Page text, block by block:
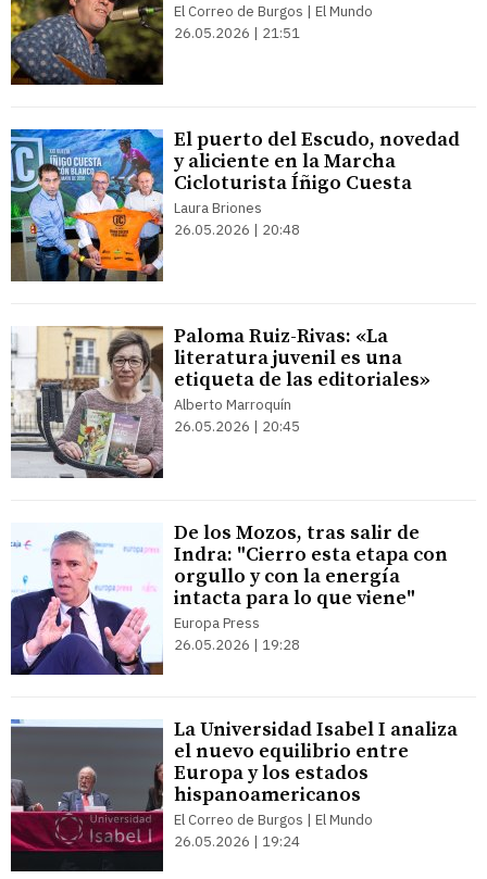
El Correo de Burgos | El Mundo
26.05.2026 | 21:51
El puerto del Escudo, novedad
y aliciente en la Marcha
Cicloturista Íñigo Cuesta
Laura Briones
26.05.2026 | 20:48
Paloma Ruiz-Rivas: «La
literatura juvenil es una
etiqueta de las editoriales»
Alberto Marroquín
26.05.2026 | 20:45
De los Mozos, tras salir de
Indra: "Cierro esta etapa con
orgullo y con la energía
intacta para lo que viene"
Europa Press
26.05.2026 | 19:28
La Universidad Isabel I analiza
el nuevo equilibrio entre
Europa y los estados
hispanoamericanos
El Correo de Burgos | El Mundo
26.05.2026 | 19:24